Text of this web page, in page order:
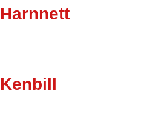
Harnnett
Kenbill